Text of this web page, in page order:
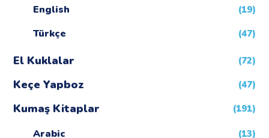
English (19)
Türkçe (47)
El Kuklalar (72)
Keçe Yapboz (47)
Kumaş Kitaplar (191)
Arabic (13)